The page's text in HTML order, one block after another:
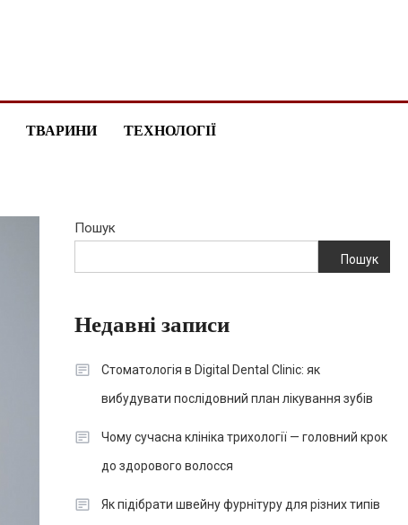
ТВАРИНИ ТЕХНОЛОГІЇ
Пошук
Пошук
Недавні записи
Стоматологія в Digital Dental Clinic: як
вибудувати послідовний план лікування зубів
Чому сучасна клініка трихології — головний крок
до здорового волосся
Як підібрати швейну фурнітуру для різних типів